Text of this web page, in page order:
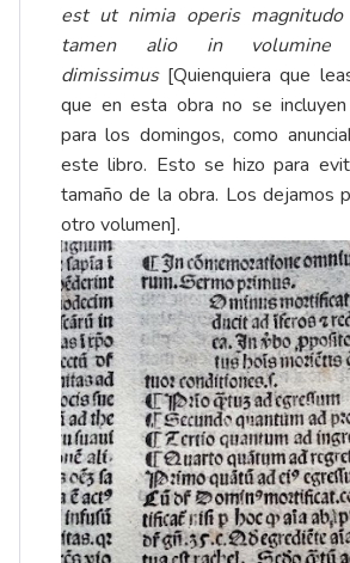
est ut nimia operis
tamen alio in volumine
dimissimus[Quienquiera que
que en esta obra no se
para los domingos, como
este libro. Esto se hizo para
tamaño de la obra. Los dejamos
otro volumen].